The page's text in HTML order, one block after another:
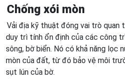
Chống xói mòn
Vải địa kỹ thuật đóng vai trò quan
duy trì tính ổn định của các công
sông, bờ biển. Nó có khả năng lọc
mòn của đất, từ đó bảo vệ môi
sụt lún của bờ.